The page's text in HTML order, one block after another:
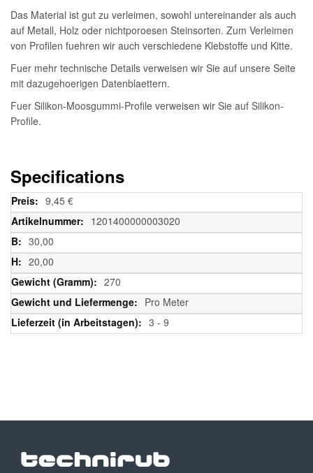
Das Material ist gut zu verleimen, sowohl untereinander als auch
auf Metall, Holz oder nichtporoesen Steinsorten. Zum Verleimen
von Profilen fuehren wir auch verschiedene Klebstoffe und Kitte.
Fuer mehr technische Details verweisen wir Sie auf unsere Seite
mit dazugehoerigen Datenblaettern.
Fuer Silikon-Moosgummi-Profile verweisen wir Sie auf Silikon-
Profile.
Specifications
Weitere
Informationen
9,45 €
1201400000003020
30,00
20,00
270
Pro Meter
3 - 9